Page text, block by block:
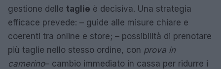
gestione delle taglie è decisiva. Una strategia
efficace prevede: – guide alle misure chiare e
coerenti tra online e store; – possibilità di prenotare
più taglie nello stesso ordine, con prova in
camerino– cambio immediato in cassa per ridurre i